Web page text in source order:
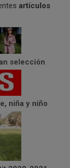
artículos
selección
niña y niño